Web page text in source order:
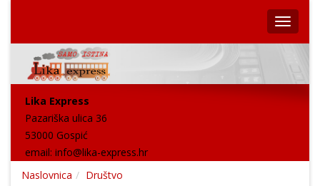
Lika Express
Pazariška ulica 36
53000 Gospić
email: info@lika-express.hr
Naslovnica
Društvo